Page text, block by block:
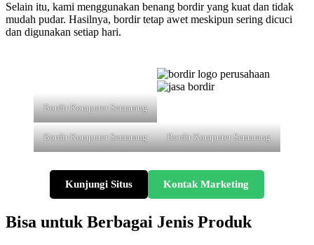
Selain itu, kami menggunakan benang bordir yang kuat dan tidak
mudah pudar. Hasilnya, bordir tetap awet meskipun sering dicuci
dan digunakan setiap hari.
Bordir Komputer Semarang
Bordir Komputer Semarang Bordir Komputer Semarang
Kunjungi Situs Kontak Marketing
Bisa untuk Berbagai Jenis Produk